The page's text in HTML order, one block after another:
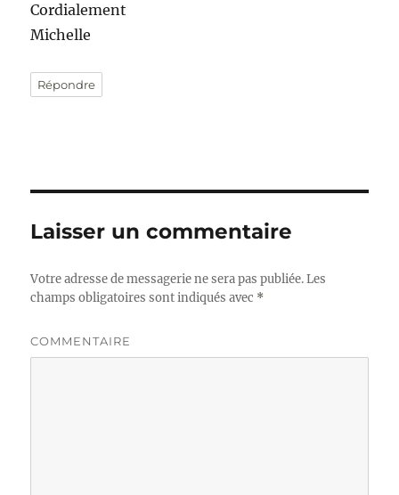
Cordialement
Michelle
Répondre
Laisser un commentaire
Votre adresse de messagerie ne sera pas publiée.Les
champs obligatoires sont indiqués avec *
COMMENTAIRE